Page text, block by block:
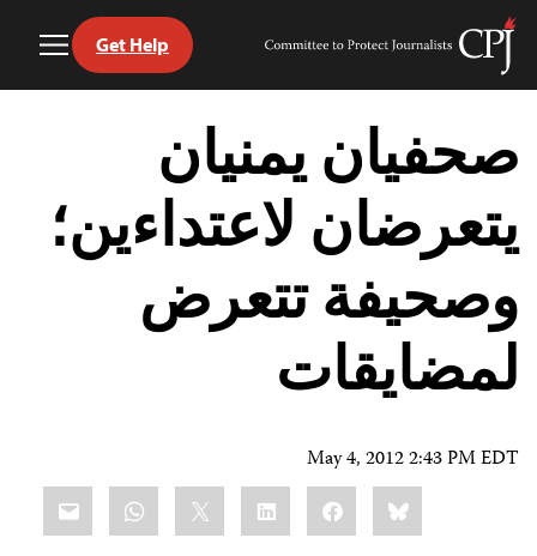
Skip
content
Committee
Journalists
Get Help
صحفيان يمنيان
يتعرضان لاعتداءين؛
وصحيفة تتعرض
لمضايقات
May 4, 2012 2:43 PM EDT
Bluesky
Facebook
LinkedIn